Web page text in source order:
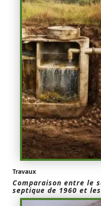
Travaux
Comparaison entre le
septique de 1960 et